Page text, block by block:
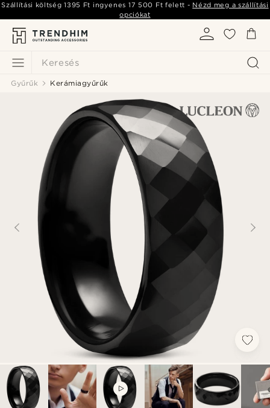
Keresés
Szállítási költség1395 Ft ingyenes 17 500 Ft felett - Nézd meg a szállítási
opciókat
Gyűrűk Kerámiagyűrűk
VIDEO